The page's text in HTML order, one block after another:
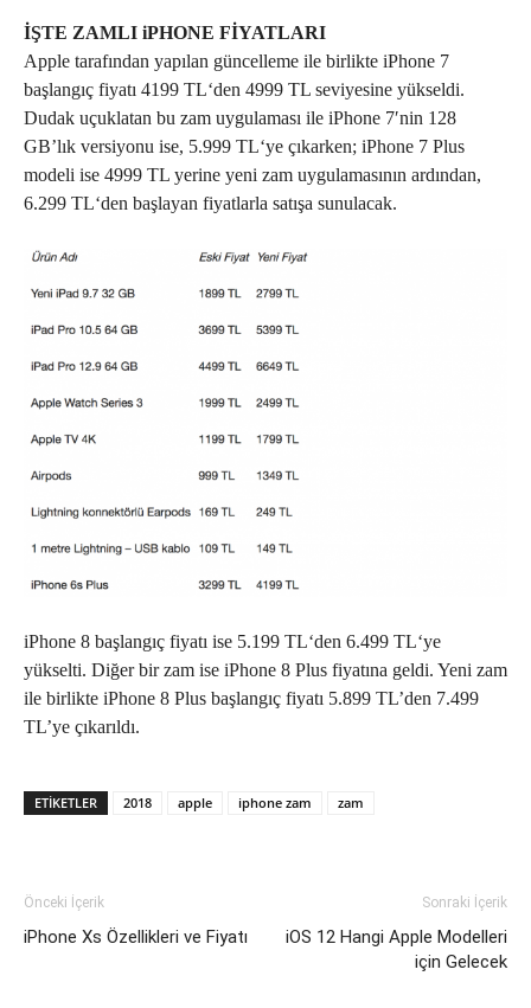
İŞTE ZAMLI iPHONE FİYATLARI
Apple tarafından yapılan güncelleme ile birlikte iPhone 7
başlangıç fiyatı 4199 TL‘den 4999 TL seviyesine yükseldi.
Dudak uçuklatan bu zam uygulaması ile iPhone 7′nin 128
GB’lık versiyonu ise, 5.999 TL‘ye çıkarken; iPhone 7 Plus
modeli ise 4999 TL yerine yeni zam uygulamasının ardından,
6.299 TL‘den başlayan fiyatlarla satışa sunulacak.
iPhone 8 başlangıç fiyatı ise 5.199 TL‘den 6.499 TL‘ye
yükselti. Diğer bir zam ise iPhone 8 Plus fiyatına geldi. Yeni zam
ile birlikte iPhone 8 Plus başlangıç fiyatı 5.899 TL’den 7.499
TL’ye çıkarıldı.
ETIKETLER 2018 apple iphone zam zam
Önceki İçerik
iPhone Xs Özellikleri ve Fiyatı
Sonraki İçerik
iOS 12 Hangi Apple Modelleri
için Gelecek